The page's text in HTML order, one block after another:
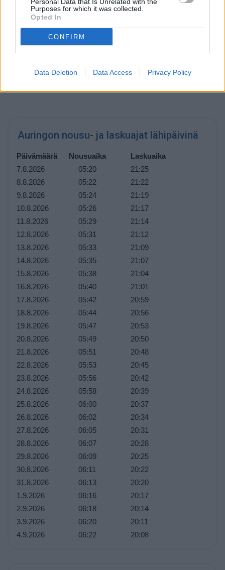
Purposes for which it was collected.
Opted In
CONFIRM
Data Deletion Data Access Privacy Policy
Päivän pituus
Päivän pituus Viron keskiosissa on tähän aikaan vuodesta
16 tuntia ja 10 minuuttia. Päivät lyhenevät hiljalleen, ja tätä
Tästä eteenpäin päivät alkavat pidetä, ja pisin päivä on 20.
Auringon nousu- ja laskuajat lähipäivinä
Päivämäärä Nousuaika
Laskuaika
7.8.2026
05:20
21:25
8.8.2026
05:22
21:22
9.8.2026
05:24
21:19
10.8.2026
05:26
21:17
11.8.2026
05:29
21:14
12.8.2026
05:31
21:12
13.8.2026
05:33
21:09
14.8.2026
05:35
21:07
15.8.2026
05:38
21:04
16.8.2026
05:40
21:01
17.8.2026
05:42
20:59
18.8.2026
05:44
20:56
19.8.2026
05:47
20:53
20.8.2026
05:49
20:50
21.8.2026
05:51
20:48
22.8.2026
05:53
20:45
23.8.2026
05:56
20:42
24.8.2026
05:58
20:39
25.8.2026
06:00
20:37
26.8.2026
06:02
20:34
27.8.2026
06:05
20:31
28.8.2026
06:07
20:28
29.8.2026
06:09
20:25
30.8.2026
06:11
20:22
31.8.2026
06:13
20:20
1.9.2026
06:16
20:17
2.9.2026
06:18
20:14
3.9.2026
06:20
20:11
4.9.2026
06:22 20:08